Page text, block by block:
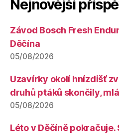
Nejnovější
Závod Bosch Fresh
Děčína
05/08/2026
Uzavírky okolí hnízdišť
druhů ptáků skončily,
05/08/2026
Léto v Děčíně pokračuje.